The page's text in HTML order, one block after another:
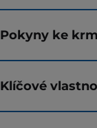
Pokyny ke
Klíčové